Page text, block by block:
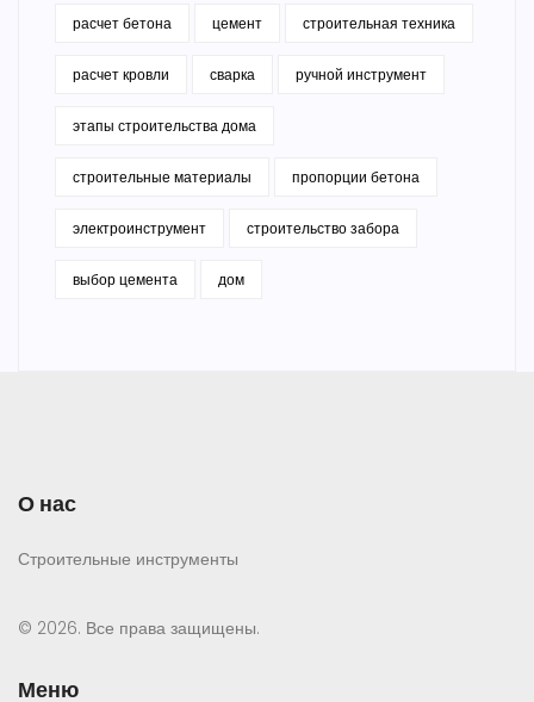
расчет бетона цемент строительная техника
расчет кровли сварка ручной инструмент
этапы строительства дома
строительные материалы пропорции бетона
электроинструмент строительство забора
выбор цемента дом
О нас
Строительные инструменты
© 2026. Все права защищены.
Меню